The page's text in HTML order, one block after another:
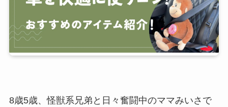
8歳5歳、怪獣系兄弟と日々奮闘中のママみいさで